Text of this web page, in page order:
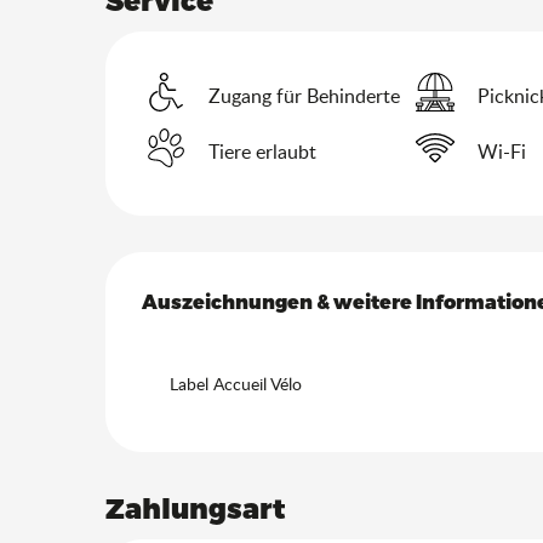
Zugang für Behinderte
Tiere erlaubt Wi-Fi
Auszeichnungen & weitere
Auszeichnungen & weitere
Label Accueil Vélo
Zahlungsart